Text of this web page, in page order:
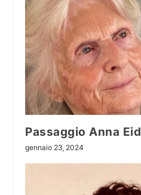
Passaggio Anna Eid
gennaio 23, 2024